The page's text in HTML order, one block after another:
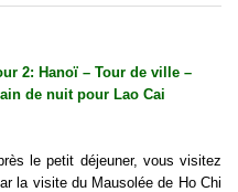
2: Hanoï – Tour de ville –
de nuit pour Lao Cai
le petit déjeuner, vous visitez
la visite du Mausolée de Ho Chi